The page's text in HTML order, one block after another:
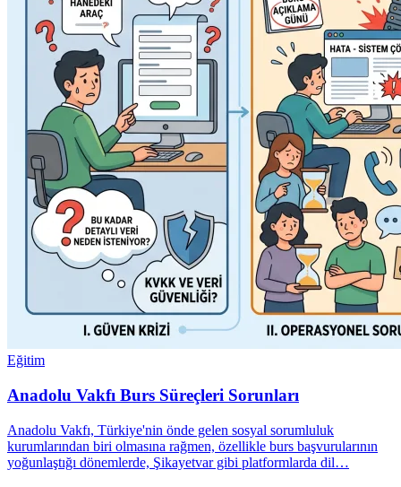
Eğitim
Anadolu Vakfı Burs Süreçleri Sorunları
Anadolu Vakfı, Türkiye'nin önde gelen sosyal sorumluluk
kurumlarından biri olmasına rağmen, özellikle burs başvurularının
yoğunlaştığı dönemlerde, Şikayetvar gibi platformlarda dil…